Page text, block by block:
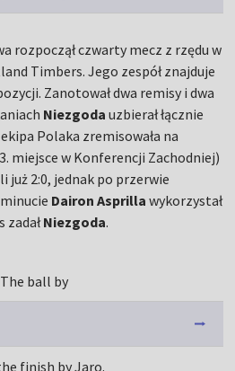
rozpoczął czwarty mecz z rzędu w
Timbers. Jego zespół znajduje
Zanotował dwa remisy i dwa
Niezgoda uzbierał łącznie
Polaka zremisowała na
miejsce w Konferencji Zachodniej)
już 2:0, jednak po przerwie
Dairon Asprilla wykorzystał
zadałNiezgoda.
The ball by
finish by Jaro.